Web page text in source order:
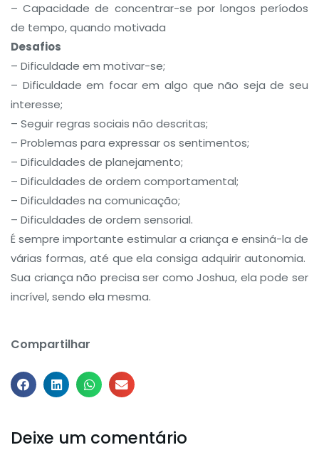
– Capacidade de concentrar-se por longos períodos
de tempo, quando motivada
Desafios
– Dificuldade em motivar-se;
– Dificuldade em focar em algo que não seja de seu
interesse;
– Seguir regras sociais não descritas;
– Problemas para expressar os sentimentos;
– Dificuldades de planejamento;
– Dificuldades de ordem comportamental;
– Dificuldades na comunicação;
– Dificuldades de ordem sensorial.
É sempre importante estimular a criança e ensiná-la de
várias formas, até que ela consiga adquirir autonomia.
Sua criança não precisa ser como Joshua, ela pode ser
incrível, sendo ela mesma.
Compartilhar
Deixe um comentário